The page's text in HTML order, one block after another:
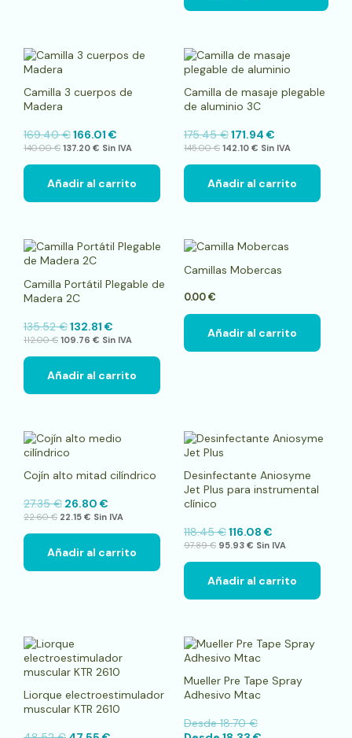
de
Camilla 3 cuerpos de
Madera
169.40€166.01 €
140.00€ 137.20 € Sin IVA
Añadir al carrito
Camilla de masaje plegable
de aluminio 3C
175.45€171.94 €
145.00€ 142.10 € Sin IVA
Añadir al carrito
Camilla Portátil Plegable de
Madera 2C
135.52€132.81 €
112.00€ 109.76 € Sin IVA
Añadir al carrito
Camillas Mobercas
0.00€
Añadir al carrito
Cojín alto mitad cilíndrico
27.35€ 26.80 €
22.60€ 22.15 € Sin IVA
Añadir al carrito
Desinfectante Aniosyme
Jet Plus para instrumental
clínico
118.45€116.08 €
97.89€ 95.93 € Sin IVA
Añadir al carrito
Liorque electroestimulador
muscular KTR 2610
Mueller Pre Tape Spray
Adhesivo Mtac
Desde18.70€